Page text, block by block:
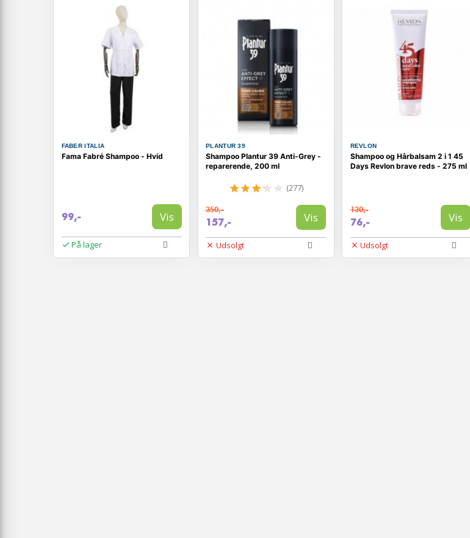
FABER ITALIA
Fama Fabré Shampoo - Hvid
99,- Vis
På lager
PLANTUR 39
Shampoo Plantur 39 Anti-Grey -
reparerende, 200 ml
(277)
350,-
157,- Vis
Udsolgt
REVLON
Shampoo og Hårbalsam 2 i 1 45
Days Revlon brave reds - 275 ml
130,-
76,- Vis
Udsolgt